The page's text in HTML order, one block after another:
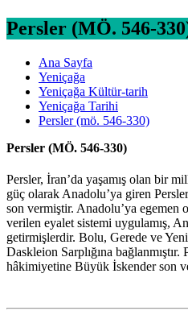
Persler (MÖ. 546-
Ana Sayfa
Yeniçağa
Yeniçağa Kültür-tarih
Yeniçağa Tarihi
Persler (mö. 546-330)
Persler (MÖ. 546-330)
Persler, İran’da yaşamış olan bir
güç olarak Anadolu’ya giren
son vermiştir. Anadolu’ya egemen
verilen eyalet sistemi uygulamış,
getirmişlerdir. Bolu, Gerede ve
Daskleion Sarplığına
hâkimiyetine Büyük İskender son